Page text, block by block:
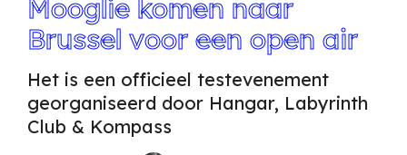
Mooglie komen naar
Brussel voor een open air
Het is een officieel testevenement
georganiseerd door Hangar, Labyrinth
Club & Kompass